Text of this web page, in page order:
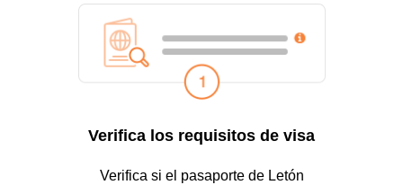
Verifica los requisitos de visa
Verifica si el pasaporte de Letón